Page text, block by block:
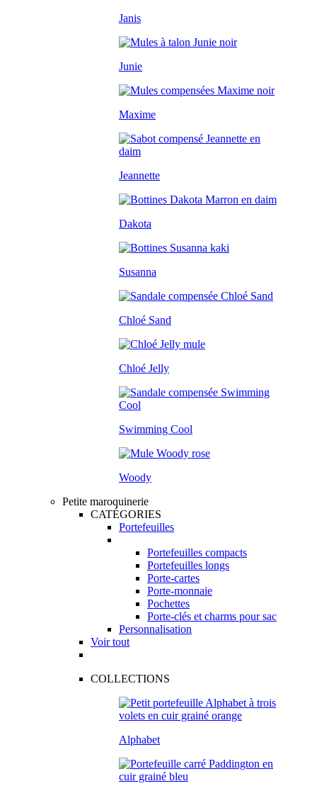
Janis
Junie
Maxime
Jeannette
Dakota
Susanna
Chloé Sand
Chloé Jelly
Swimming Cool
Woody
Petite maroquinerie
CATÉGORIES
Portefeuilles
Portefeuilles compacts
Portefeuilles longs
Porte-cartes
Porte-monnaie
Pochettes
Porte-clés et charms pour sac
Personnalisation
Voir tout
COLLECTIONS
Alphabet